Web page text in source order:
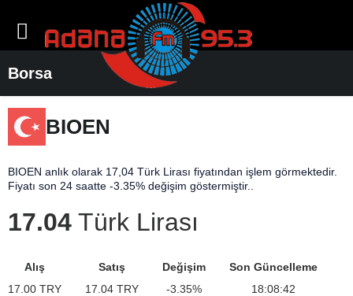
Borsa
BIOEN
BIOEN anlık olarak 17,04 Türk Lirası fiyatından işlem görmektedir.
Fiyatı son 24 saatte -3.35% değişim göstermiştir..
17.04 Türk Lirası
Alış
17.00 TRY
Satış
17.04 TRY
Değişim
-3.35%
Son Güncelleme
18:08:42